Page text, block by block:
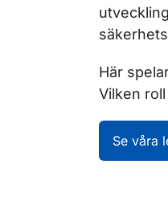
Här
Vilken
Se våra